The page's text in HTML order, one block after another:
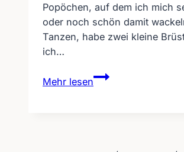
Popöchen, auf dem ich mich
oder noch schön damit
Tanzen, habe zwei kleine
ich…
Mehr lesen
Für
alle,
kritisieren